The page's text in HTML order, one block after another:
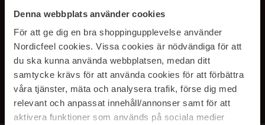
Denna webbplats använder cookies
För att ge dig en bra shoppingupplevelse använder
Nordicfeel cookies. Vissa cookies är nödvändiga för att
du ska kunna använda webbplatsen, medan ditt
samtycke krävs för att använda cookies för att förbättra
våra tjänster, mäta och analysera trafik, förse dig med
relevant och anpassat innehåll/annonser samt för att
aktivera funktioner som används på sociala medier
SUBSCRIBE TO OUR
NEWSLETTER
Ved at abonnere accepterer du voresprivatlivspolitik. Afmeld til enhver
tid.